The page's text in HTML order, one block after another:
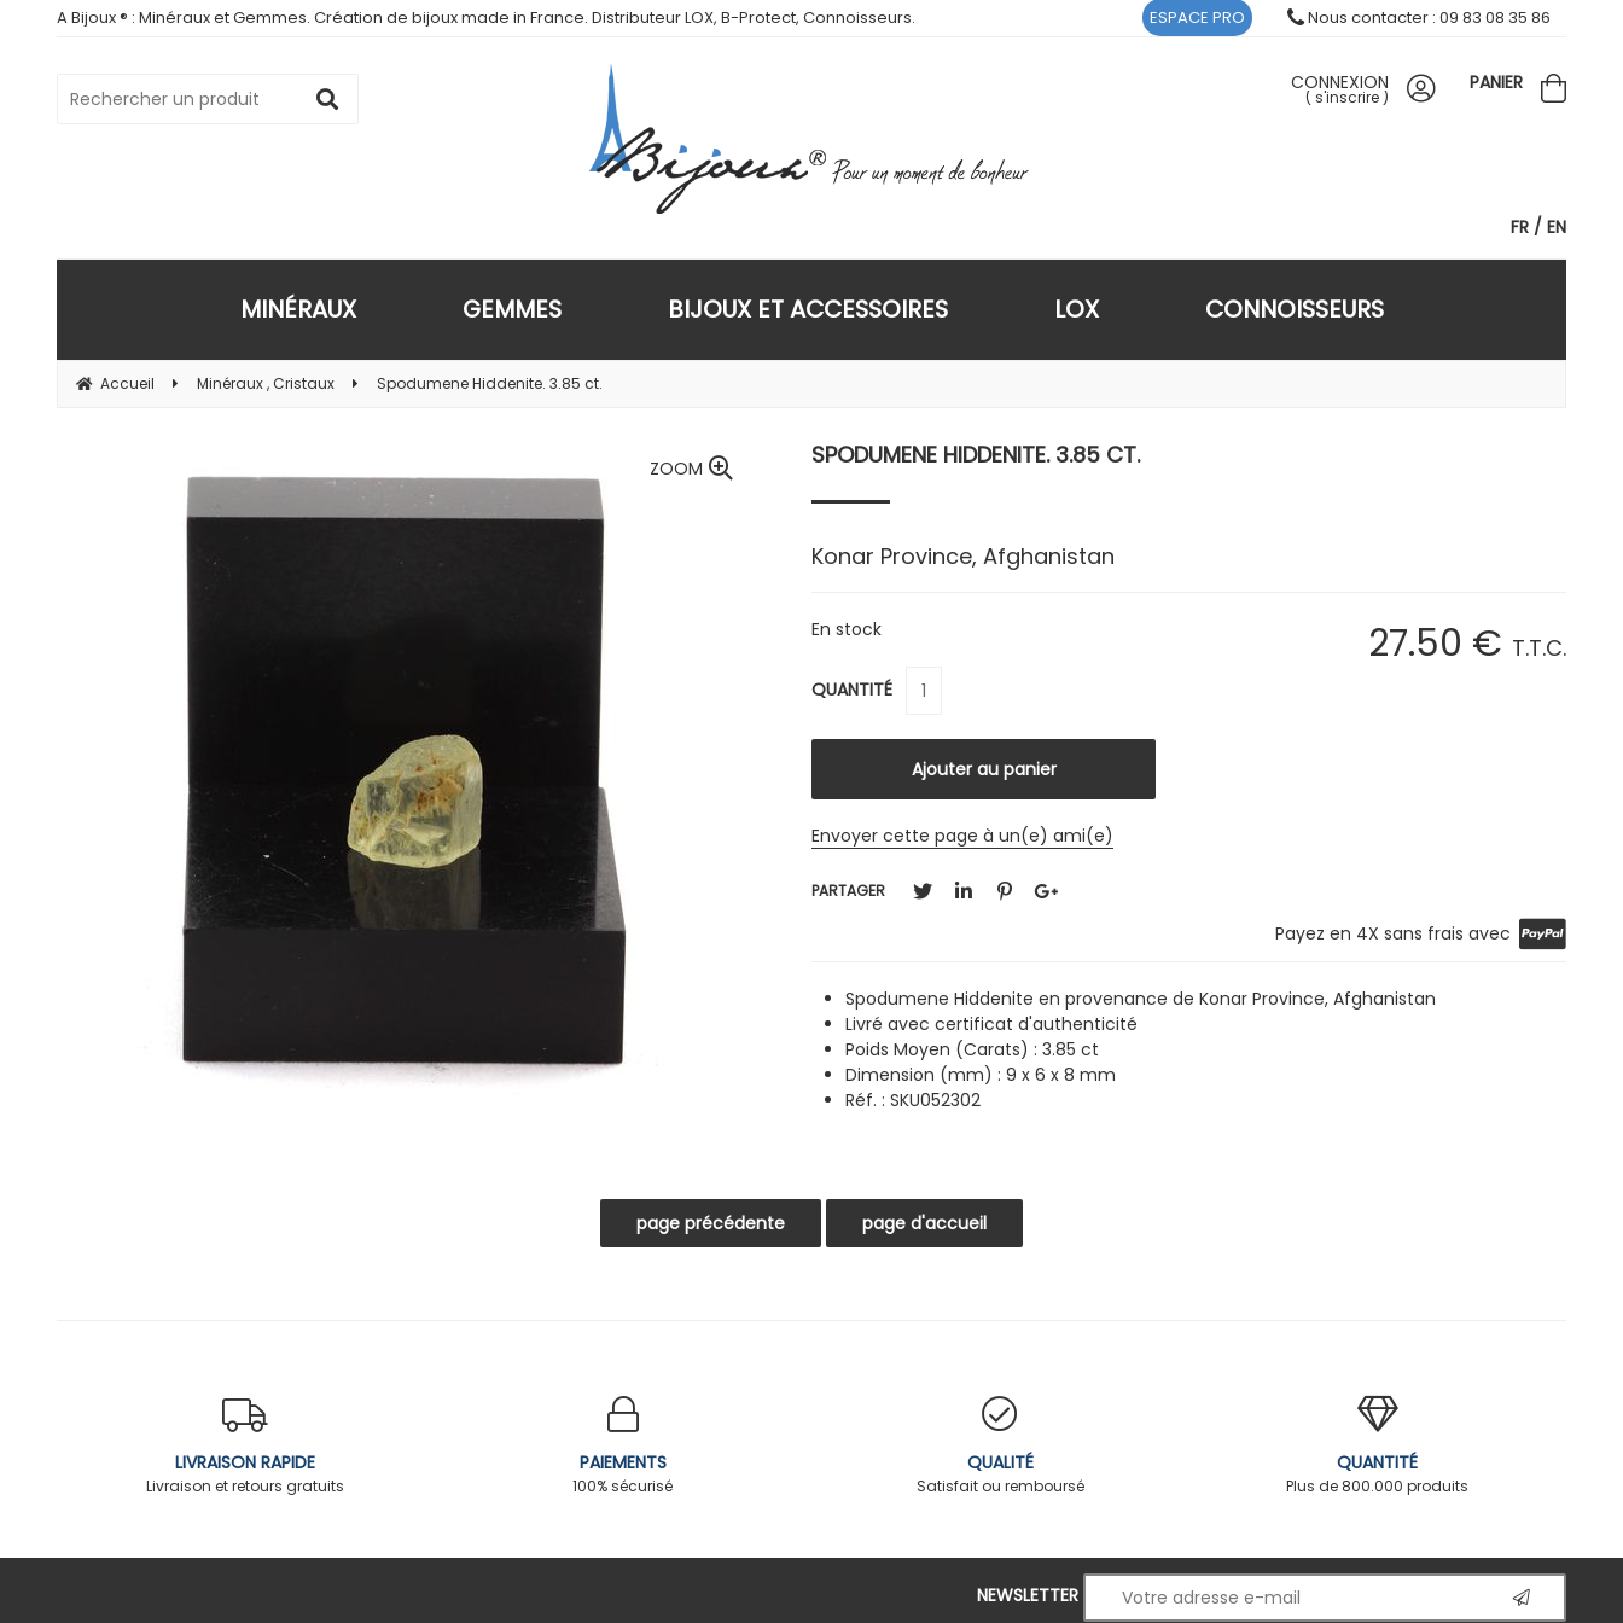
A Bijoux ® : Minéraux et Gemmes. Création de bijoux made in France. Distributeur LOX, B-Protect, Connoisseurs.
FR EN
CONNEXION
( s'inscrire )
PANIER
MINÉRAUX GEMMES BIJOUX ET ACCESSOIRES LOX CONNOISSEURS
Accueil Minéraux , Cristaux Spodumene Hiddenite. 3.85 ct.
ZOOM SPODUMENE HIDDENITE. 3.85 CT.
Konar Province, Afghanistan
27.50 € T.T.C.
En stock
QUANTITÉ
Envoyer cette page à un(e) ami(e)
PARTAGER
Payez en 4X sans frais avec
Spodumene Hiddenite en provenance de Konar Province, Afghanistan
Livré avec certificat d'authenticité
Poids Moyen (Carats) : 3.85 ct
Dimension (mm) : 9 x 6 x 8 mm
Réf. : SKU052302
ESPACE PRO Nous contacter : 09 83 08 35 86
LIVRAISON RAPIDE
Livraison et retours gratuits
PAIEMENTS
100% sécurisé
QUALITÉ
Satisfait ou remboursé
QUANTITÉ
Plus de 800.000 produits
NEWSLETTER